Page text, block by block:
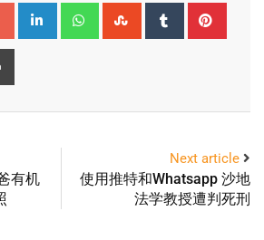
有机
Next article
使用推特和Whatsapp 沙地
法学教授遭判死刑